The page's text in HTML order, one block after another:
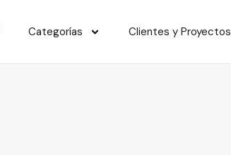
Categorías Clientes y Proyectos